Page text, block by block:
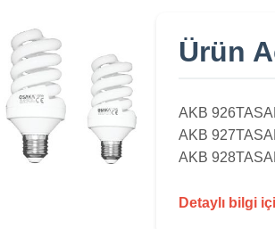
Ürün
AKB 926
AKB 927
AKB 928
Detaylı bilgi